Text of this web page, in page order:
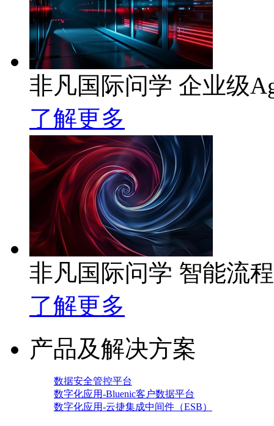
非凡国际问学 企业级
了解更多
非凡国际问学 智能流
了解更多
产品及解决方案
数据安全管控平台
数字化应用-Bluenic客户数据平台
数字化应用-云捷集成中间件（ESB）